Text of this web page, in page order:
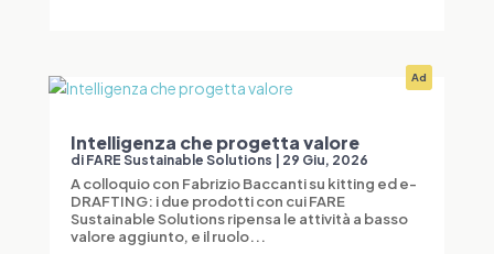
Ad
Intelligenza che progetta valore
di FARE Sustainable Solutions | 29 Giu, 2026
A colloquio con Fabrizio Baccanti su kitting ed e-
DRAFTING: i due prodotti con cui FARE
Sustainable Solutions ripensa le attività a basso
valore aggiunto, e il ruolo...